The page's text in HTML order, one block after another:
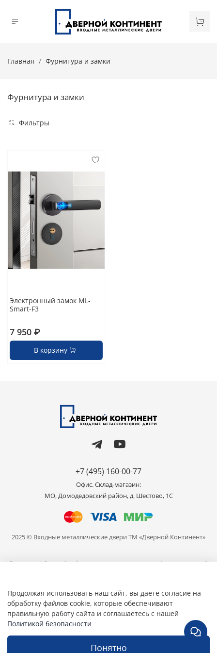
Главная Фурнитура и замки
Фурнитура и замки
Фильтры
Электронный замок ML-
Smart-F3
7 950 ₽
В корзину
+7 (495) 160-00-77
Офис. Склад-магазин:
МО, Домодедовский район, д. Шестово, 1C
2025 © Входные металлические двери ТМ «Дверной Континент»
Внимание! Данный сайт носит исключительно информационный
представленной на сайте может отличаться от реального, в связи
с различными настройками ваших устройств для просмотра.
Общество с ограниченной ответственностью «Мир Дверей» ИНН
7709463805 ОГРН 1157746671081
Продолжая использовать наш сайт, вы даете согласие на
обработку файлов cookie, которые обеспечивают
правильную работу сайта и соглашаетесь с нашей
Политикой безопасности
Понятно